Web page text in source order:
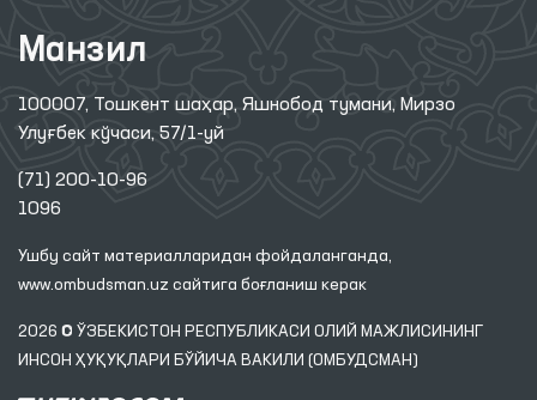
Манзил
100007, Тошкент шаҳар, Яшнобод тумани, Мирзо
Улуғбек кўчаси, 57/1-уй
(71) 200-10-96
1096
Ушбу сайт материалларидан фойдаланганда,
www.ombudsman.uz сайтига боғланиш керак
2026 © ЎЗБЕКИСТОН РЕСПУБЛИКАСИ ОЛИЙ МАЖЛИСИНИНГ
ИНСОН ҲУҚУҚЛАРИ БЎЙИЧА ВАКИЛИ (ОМБУДСМАН)